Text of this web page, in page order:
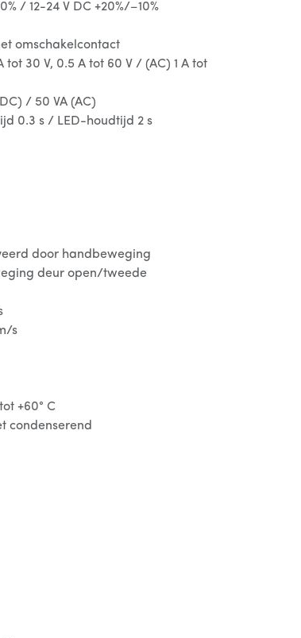
/ 12-24 V DC +20%/–10%
omschakelcontact
30 V, 0.5 A tot 60 V / (AC) 1 A tot
/ 50 VA (AC)
0.3 s / LED-houdtijd 2 s
door handbeweging
deur open/tweede
s
+60° C
condenserend